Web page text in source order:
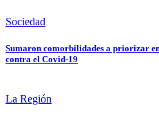
Sociedad
Sumaron comorbilidades a priorizar
contra el Covid-19
La Región